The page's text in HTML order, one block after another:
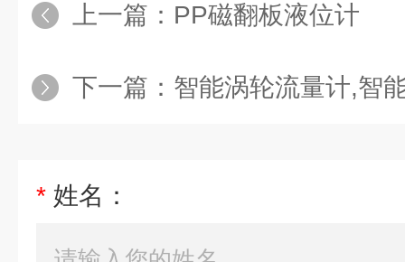
上一篇： PP磁翻板液位计
下一篇： 智能涡轮流量计,智能涡轮
* 姓名：